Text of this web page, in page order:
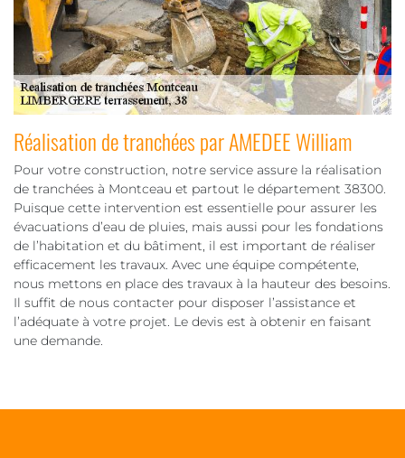
Réalisation de tranchées par AMEDEE William
Pour votre construction, notre service assure la réalisation
de tranchées à Montceau et partout le département 38300.
Puisque cette intervention est essentielle pour assurer les
évacuations d’eau de pluies, mais aussi pour les fondations
de l’habitation et du bâtiment, il est important de réaliser
efficacement les travaux. Avec une équipe compétente,
nous mettons en place des travaux à la hauteur des besoins.
Il suffit de nous contacter pour disposer l’assistance et
l’adéquate à votre projet. Le devis est à obtenir en faisant
une demande.